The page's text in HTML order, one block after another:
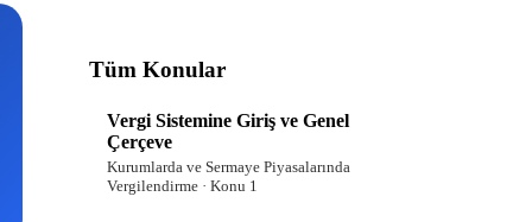
Tüm Konular
Vergi Sistemine Giriş ve Genel
Çerçeve
Kurumlarda ve Sermaye Piyasalarında
Vergilendirme · Konu 1